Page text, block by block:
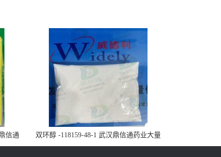
信通
双环醇 -118159-48-1 武汉鼎信通药业大量
现货供应